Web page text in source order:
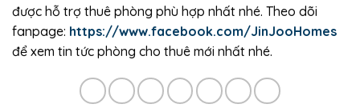
được hỗ trợ thuê phòng phù hợp nhất nhé. Theo dõi
fanpage: https://www.facebook.com/JinJooHomes
để xem tin tức phòng cho thuê mới nhất nhé.